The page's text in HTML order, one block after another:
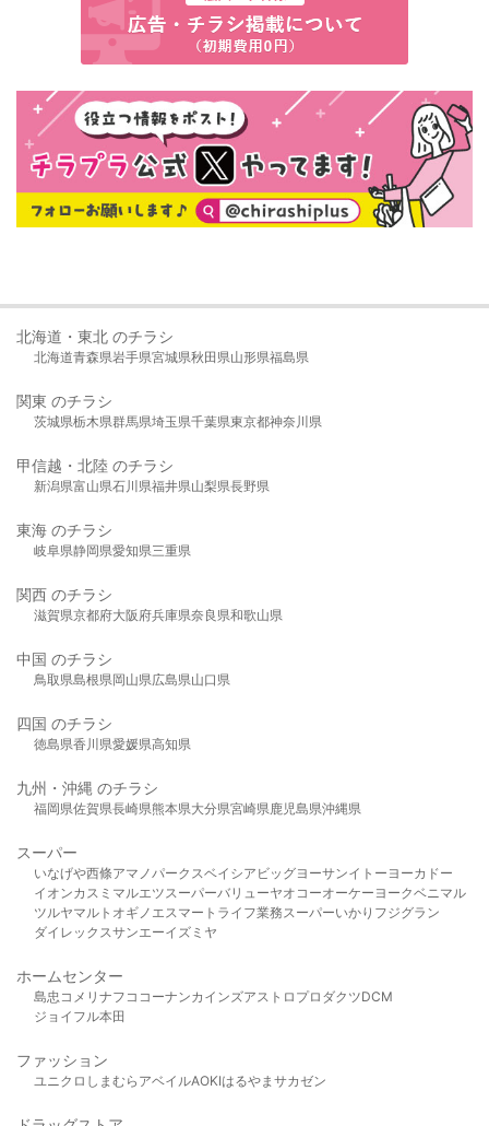
北海道・東北 のチラシ
北海道青森県岩手県宮城県秋田県山形県福島県
関東 のチラシ
茨城県栃木県群馬県埼玉県千葉県東京都神奈川県
甲信越・北陸 のチラシ
新潟県富山県石川県福井県山梨県長野県
東海 のチラシ
岐阜県静岡県愛知県三重県
関西 のチラシ
滋賀県京都府大阪府兵庫県奈良県和歌山県
中国 のチラシ
鳥取県島根県岡山県広島県山口県
四国 のチラシ
徳島県香川県愛媛県高知県
九州・沖縄 のチラシ
福岡県佐賀県長崎県熊本県大分県宮崎県鹿児島県沖縄県
スーパー
いなげや西條アマノパークスベイシア ビッグヨーサンイトーヨーカドー
イオンカスミ マルエツスーパーバリューヤオコーオーケー ヨークベニマル
ツルヤマルト オギノ エスマート ライフ業務スーパーいかり フジグラン
ダイレックスサンエーイズミヤ
ホームセンター
島忠 コメリ ナフコ コーナンカインズアストロプロダクツDCM
ジョイフル本田
ファッション
ユニクロ しまむら アベイルAOKIはるやま サカゼン